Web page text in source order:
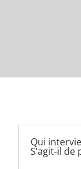
Qui
S’agit‑il